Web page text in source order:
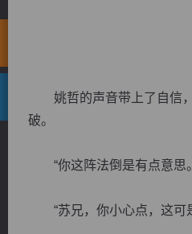
姚哲的声音带上了自信，
破。
“你这阵法倒是有点意思
“苏兄，你小心点，这可